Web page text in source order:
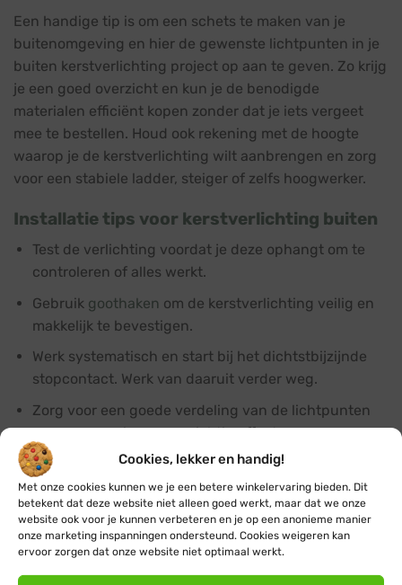
Cookies, lekker en handig!
Met onze cookies kunnen we je een betere winkelervaring bieden. Dit
betekent dat deze website niet alleen goed werkt, maar dat we onze
website ook voor je kunnen verbeteren en je op een anonieme manier
onze marketing inspanningen ondersteund. Cookies weigeren kan
ervoor zorgen dat onze website niet optimaal werkt.
Een handige tip is om een schets te maken van je
buitenomgeving en hier de gewenste lichtpunten in je
buiten kerstverlichting project op aan te geven. Zo krijg
je een goed overzicht en kun je de benodigde
materialen efficiënt kopen zonder dat je iets vergeet
mee te bestellen. Houd ook rekening met de hoogte
waarop je de kerstverlichting wilt aanbrengen en zorg
voor een stabiele ladder, steiger of zelfs hoogwerker.
Installatie tips voor kerstverlichting buiten
Test de verlichting voordat je deze ophangt om te
controleren of alles werkt.
Gebruik goothaken om de kerstverlichting veilig en
makkelijk te bevestigen.
Werk systematisch en start bij het dichtstbijzijnde
stopcontact. Werk van daaruit verder weg.
Zorg voor een goede verdeling van de lichtpunten
voor een mooi en evenwichtig effect.
Bescherm stopcontacten en stekkers tegen vocht
met speciale afdekkingen zoals eenstekkerdoos voor
buiten.
Extra aandacht voor veiligheid is belangrijk bij het
installeren van kerstverlichting buiten. Gebruik daarom